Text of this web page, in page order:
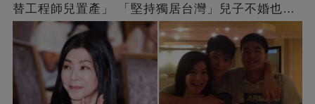
替工程師兒置產」 「堅持獨居台灣」兒子不婚也支